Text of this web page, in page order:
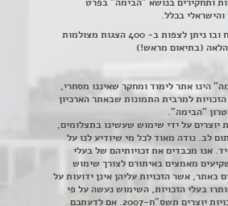
והישראלי בכלל.
חדר הצפייה מרווח ובו ניתן לצפות ב- 400 הצגות מצולמות
(בתיאום מראש!)
הינו אתר לימוד ומחקר שאיננו מסחרי,
למרבית התמונות שבאתר הארכיון
"הבימה".
יוצרים על ידי שימוש שעשינו בתצלומים,
לב. נודה מאוד לכל מי שיודיע לנו על
אנו מכבדים את זכויותיהם של בעלי
מאמצים באיתורם לצורך שימוש
באתר, אשר הזכויות עליהן אינן ידועות על
בעלי הזכויות, השימוש נעשה על פי
סעיף 27א לחוק זכויות יוצרים תשס"ח-2007. אם לדעתכם